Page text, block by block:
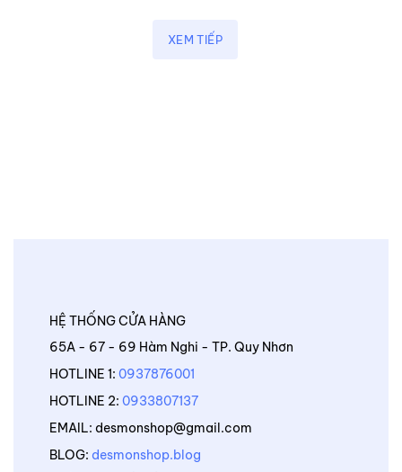
XEM TIẾP
HỆ THỐNG CỬA HÀNG
65A - 67 - 69 Hàm Nghi - TP. Quy Nhơn
HOTLINE 1: 0937876001
HOTLINE 2: 0933807137
EMAIL: desmonshop@gmail.com
BLOG: desmonshop.blog